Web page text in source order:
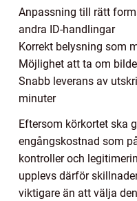
Anpassning till rätt
andra ID-handlingar
Korrekt belysning som
Möjlighet att ta om
Snabb leverans av
minuter
Eftersom körkortet ska
engångskostnad som
kontroller och
upplevs därför
viktigare än att välja